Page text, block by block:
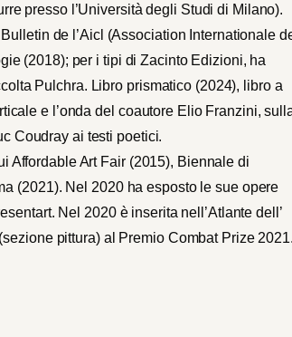
presso l’Università degli Studi di Milano).
de l’Aicl (Association Internationale
(2018); per i tipi di Zacinto Edizioni, ha
Pulchra. Libro prismatico (2024), libro a
e l’onda del coautore Elio Franzini,
Coudray ai testi poetici.
Affordable Art Fair (2015), Biennale di
(2021). Nel 2020 ha esposto le sue opere
Nel 2020 è inserita nell’Atlante dell’
pittura) al Premio Combat Prize 2021.